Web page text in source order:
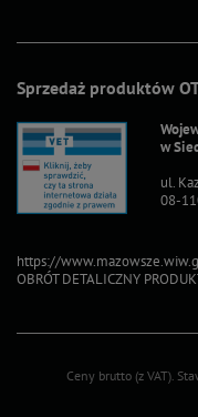
Sprzedaż produktów
w
ul.
08-
https://
OBRÓT DETALICZNY
Ceny brutto (z VAT).